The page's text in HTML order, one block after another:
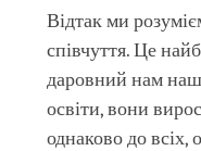
Відтак ми
співчуття. Це
даровний нам
освіти, вони
однаково до всіх,